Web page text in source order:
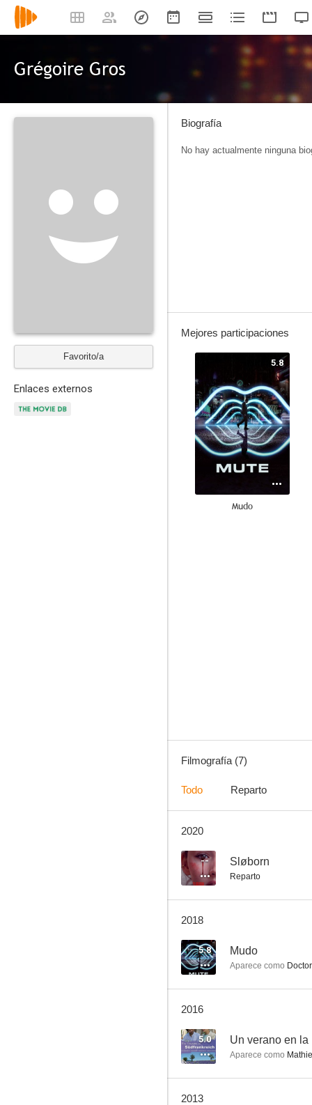
Grégoire Gros
Favorito/a
Enlaces externos
Biografía
No hay actualmente ninguna
Mejores participaciones
5.8
Mudo
Filmografía (7)
Todo Reparto
2020
-- Sløborn
Reparto
2018
5.8 Mudo
Aparece como
2016
5.0 Un verano en la
Aparece como
2013